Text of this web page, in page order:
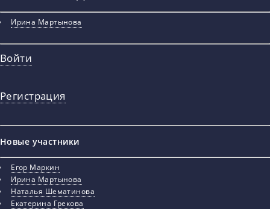
Ирина Мартынова
Войти
Регистрация
Новые участники
Егор Маркин
Ирина Мартынова
Наталья Шематинова
Екатерина Грекова